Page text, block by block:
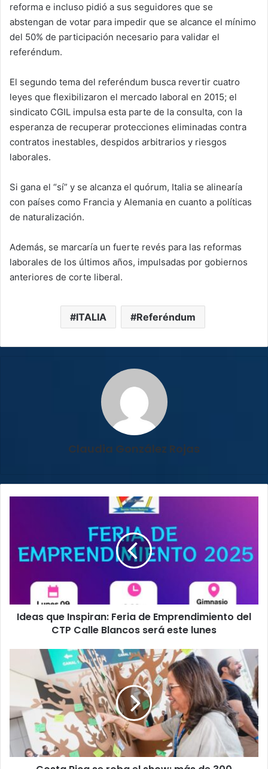
reforma e incluso pidió a sus seguidores que se
abstengan de votar para impedir que se alcance el mínimo
del 50% de participación necesario para validar el
referéndum.
El segundo tema del referéndum busca revertir cuatro
leyes que flexibilizaron el mercado laboral en 2015; el
sindicato CGIL impulsa esta parte de la consulta, con la
esperanza de recuperar protecciones eliminadas contra
contratos inestables, despidos arbitrarios y riesgos
laborales.
Si gana el “sí” y se alcanza el quórum, Italia se alinearía
con países como Francia y Alemania en cuanto a políticas
de naturalización.
Además, se marcaría un fuerte revés para las reformas
laborales de los últimos años, impulsadas por gobiernos
anteriores de corte liberal.
ITALIA Referéndum
Claudia González Rojas
de
Emprendimiento
Calle
Blancos
Ideas que Inspiran: Feria de Emprendimiento del
CTP Calle Blancos será este lunes
el
show:
más
300